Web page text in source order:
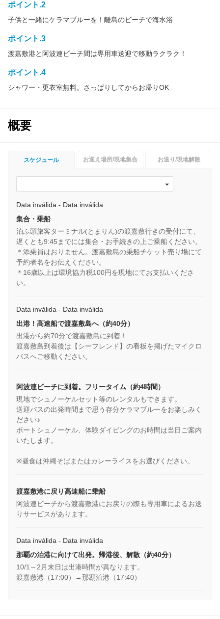
ポイント.2
子供と一緒にケラマブルーを！離島のビーチで海水浴
ポイント.3
渡嘉敷港と阿波連ビーチ間は専用車送迎で移動ラクラク！
ポイント.4
シャワー・更衣室無料。さっぱりしてからお帰りOK
概要
スケジュール お迎え場所/現地集合 お送り/現地解散
Data inválida - Data inválida
集合・乗船
泊ふ頭旅客ターミナル(とまりん)の渡嘉敷行きの受付にて、
遅くとも9:45までには集合・お手続きの上ご乗船ください。
＊添乗員はおりません。渡嘉敷島の乗船チケット売り場にて
予約者名をお伝えください。
＊16歳以上は環境協力税100円を現地にてお支払いくださ
い。
Data inválida - Data inválida
出港！高速船で渡嘉敷島へ（約40分）
出港から約70分で渡嘉敷島に到着！
渡嘉敷島到着後は【シーフレンド】の看板を掲げたマイクロ
バスへご移動ください。
阿波連ビーチに到着。フリータイム（約4時間）
現地でシュノーケルセット等のレンタルもできます。
送迎バスの出発時間まで思う存分ケラマブルーをお楽しみく
ださい♪
ボートシュノーケル、体験ダイビングのお時間は当日ご案内
いたします。
※昼食は沖縄そばまたはカレーライスをお選びください。
渡嘉敷港に戻り高速船に乗船
阿波連ビーチから渡嘉敷港にお戻りの際も専用車によるお送
りサービスがあります。
Data inválida - Data inválida
那覇の泊港に向けて出発。帰港後、解散（約40分）
10/1～2月末日は出港時間が異なります。
渡嘉敷港（17:00）→那覇泊港（17:40）